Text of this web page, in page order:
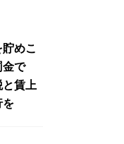
めこ
金で
賃上
を